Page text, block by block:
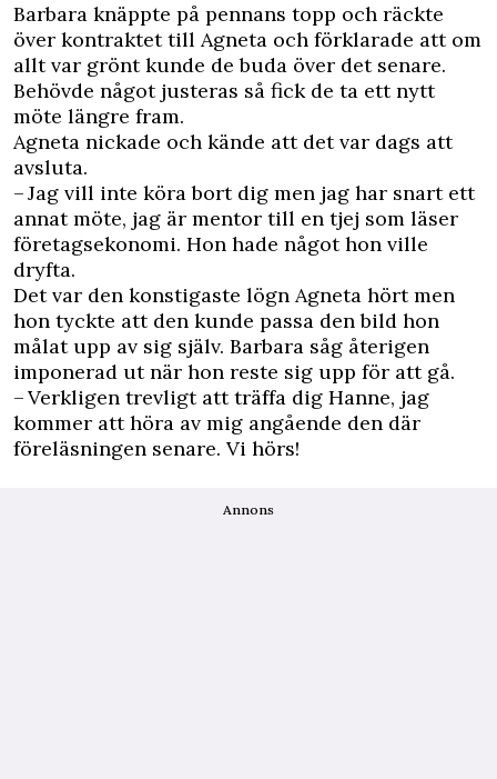
Barbara knäppte på pennans topp och räckte
över kontraktet till Agneta och förklarade att om
allt var grönt kunde de buda över det senare.
Behövde något justeras så fick de ta ett nytt
möte längre fram.
Agneta nickade och kände att det var dags att
avsluta.
– Jag vill inte köra bort dig men jag har snart ett
annat möte, jag är mentor till en tjej som läser
företagsekonomi. Hon hade något hon ville
dryfta.
Det var den konstigaste lögn Agneta hört men
hon tyckte att den kunde passa den bild hon
målat upp av sig själv. Barbara såg återigen
imponerad ut när hon reste sig upp för att gå.
– Verkligen trevligt att träffa dig Hanne, jag
kommer att höra av mig angående den där
föreläsningen senare. Vi hörs!
Annons